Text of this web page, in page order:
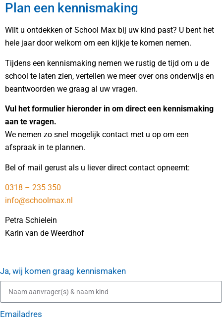
Plan een kennismaking
Wilt u ontdekken of School Max bij uw kind past? U bent het
hele jaar door welkom om een kijkje te komen nemen.
Tijdens een kennismaking nemen we rustig de tijd om u de
school te laten zien, vertellen we meer over ons onderwijs en
beantwoorden we graag al uw vragen.
Vul het formulier hieronder in om direct een kennismaking
aan te vragen.
We nemen zo snel mogelijk contact met u op om een
afspraak in te plannen.
Bel of mail gerust als u liever direct contact opneemt:
0318 – 235 350
info@schoolmax.nl
Petra Schielein
Karin van de Weerdhof
Ja, wij komen graag kennismaken
Emailadres